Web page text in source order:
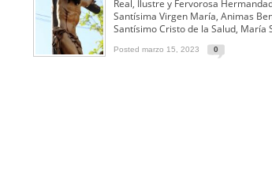
Función Principal de Instituto a la
Besapié y Besamano en la Quinta
Gitanos: Besamanos del Señor de la Salud
Real, Ilustre y Fervorosa
Santísima Virgen María, Animas
Santísimo Cristo de la Salud, María
Posted marzo 15, 2023 0